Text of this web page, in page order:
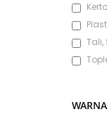
Tali,
WARNA